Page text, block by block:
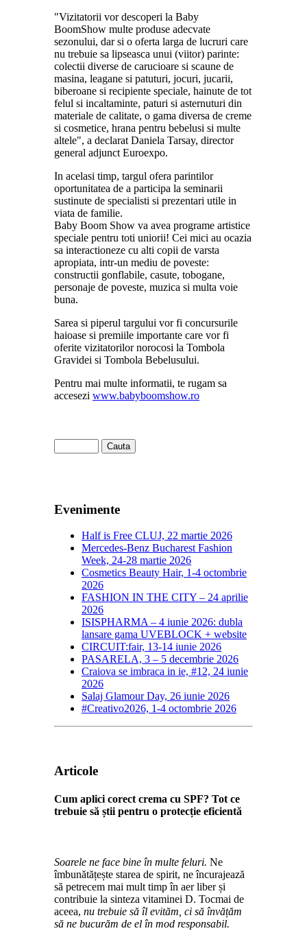
"Vizitatorii vor descoperi la Baby
BoomShow multe produse adecvate
sezonului, dar si o oferta larga de lucruri care
nu trebuie sa lipseasca unui (viitor) parinte:
colectii diverse de carucioare si scaune de
masina, leagane si patuturi, jocuri, jucarii,
biberoane si recipiente speciale, hainute de tot
felul si incaltaminte, paturi si asternuturi din
materiale de calitate, o gama diversa de creme
si cosmetice, hrana pentru bebelusi si multe
altele", a declarat Daniela Tarsay, director
general adjunct Euroexpo.
In acelasi timp, targul ofera parintilor
oportunitatea de a participa la seminarii
sustinute de specialisti si prezentari utile in
viata de familie.
Baby Boom Show va avea programe artistice
speciale pentru toti uniorii! Cei mici au ocazia
sa interactioneze cu alti copii de varsta
apropiata, intr-un mediu de poveste:
constructii gonflabile, casute, tobogane,
personaje de poveste, muzica si multa voie
buna.
Sarea si piperul targului vor fi concursurile
haioase si premiile importante care vor fi
oferite vizitatorilor norocosi la Tombola
Gravidei si Tombola Bebelusului.
Pentru mai multe informatii, te rugam sa
accesezi www.babyboomshow.ro
Evenimente
Half is Free CLUJ, 22 martie 2026
Mercedes-Benz Bucharest Fashion
Week, 24-28 martie 2026
Cosmetics Beauty Hair, 1-4 octombrie
2026
FASHION IN THE CITY – 24 aprilie
2026
ISISPHARMA – 4 iunie 2026: dubla
lansare gama UVEBLOCK + website
CIRCUIT:fair, 13-14 iunie 2026
PASARELA, 3 – 5 decembrie 2026
Craiova se imbraca in ie, #12, 24 iunie
2026
Salaj Glamour Day, 26 iunie 2026
#Creativo2026, 1-4 octombrie 2026
Articole
Cum aplici corect crema cu SPF? Tot ce
trebuie să știi pentru o protecție eficientă
Soarele ne face bine în multe feluri. Ne
îmbunătățește starea de spirit, ne încurajează
să petrecem mai mult timp în aer liber și
contribuie la sinteza vitaminei D. Tocmai de
aceea, nu trebuie să îl evităm, ci să învățăm
să ne bucurăm de el în mod responsabil.